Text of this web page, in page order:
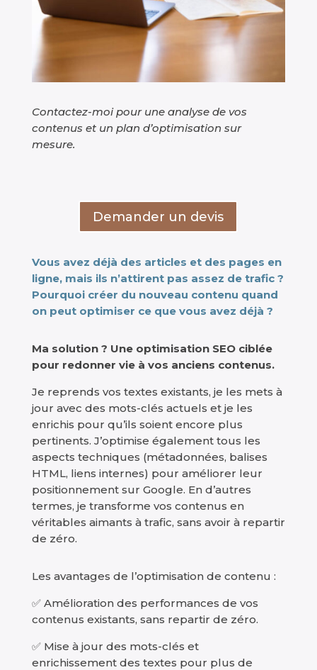
Contactez-moi pour une analyse de vos
contenus et un plan d’optimisation sur
mesure.
Demander un devis
Vous avez déjà des articles et des pages en
ligne, mais ils n’attirent pas assez de trafic ?
Pourquoi créer du nouveau contenu quand
on peut optimiser ce que vous avez déjà ?
Ma solution ? Une optimisation SEO ciblée
pour redonner vie à vos anciens contenus.
Je reprends vos textes existants, je les mets à
jour avec des mots-clés actuels et je les
enrichis pour qu’ils soient encore plus
pertinents. J’optimise également tous les
aspects techniques (métadonnées, balises
HTML, liens internes) pour améliorer leur
positionnement sur Google. En d’autres
termes, je transforme vos contenus en
véritables aimants à trafic, sans avoir à repartir
de zéro.
Les avantages de l’optimisation de contenu :
✅ Amélioration des performances de vos
contenus existants, sans repartir de zéro.
✅ Mise à jour des mots-clés et
enrichissement des textes pour plus de